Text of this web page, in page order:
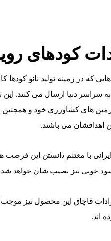
کودهای
که در زمینه تولید نانو کودها
سراسر دنیا ارسال می کنند. این
زمین های کشاورزی خود و
اهدافشان می باشند.
با مغتنم دانستن این فرصت
خوبی نیز نصیب شان خواهد شد.
قاچاق این محصول نیز
اند.